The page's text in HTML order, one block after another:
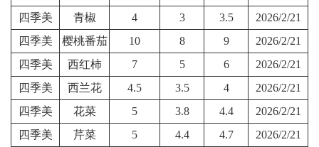
四季美
青椒 4 3 3.5
2026/2/21
四季美
樱桃番茄 10 8 9
2026/2/21
四季美
西红柿 7 5 6
2026/2/21
四季美
西兰花 4.5 3.5 4
2026/2/21
四季美
花菜 5 3.8 4.4
2026/2/21
四季美
芹菜 5 4.4 4.7
2026/2/21